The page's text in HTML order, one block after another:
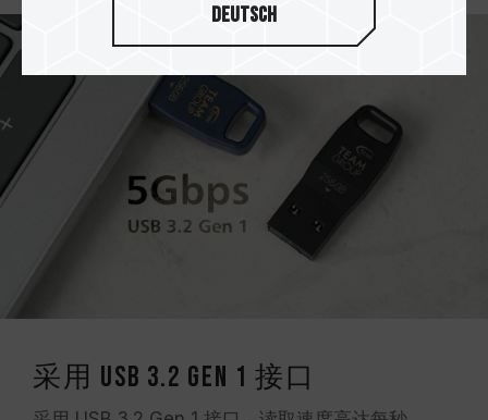
采用 USB 3.2 Gen 1 接口
Deutsch